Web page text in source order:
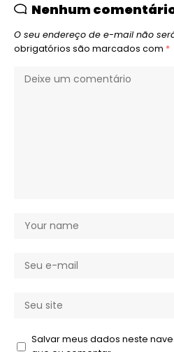
Nenhum
O seu endereço de e-mail não
obrigatórios são marcados com *
Salvar meus dados neste